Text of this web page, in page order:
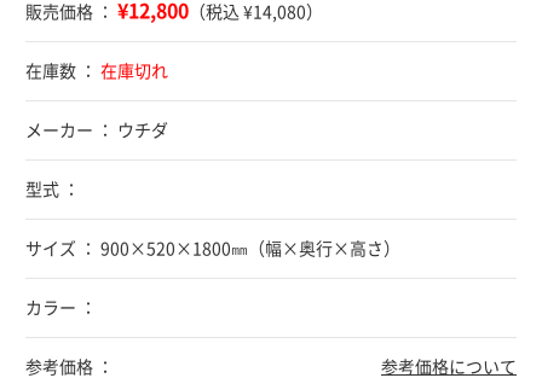
販売価格 ： ¥12,800 （税込 ¥14,080）
在庫数 ： 在庫切れ
メーカー ： ウチダ
型式 ：
サイズ ： 900×520×1800㎜（幅×奥行×高さ）
カラー ：
参考価格 ： 参考価格について